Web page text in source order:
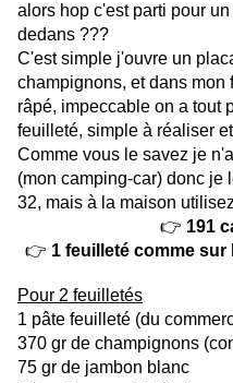
alors hop c'est parti pour
dedans ???
C'est simple j'ouvre un
champignons, et dans mon
râpé, impeccable on a tout
feuilleté, simple à réaliser
Comme vous le savez je
(mon camping-car) donc je
32, mais à la maison
👉 191
👉 1 feuilleté comme sur
Pour 2 feuilletés
1 pâte feuilleté (du
370 gr de champignons
75 gr de jambon blanc